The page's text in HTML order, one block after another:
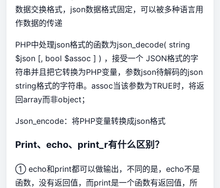
数据交换格式，json数据格式固定，可以被多种语言用
作数据的传递
PHP中处理json格式的函数为json_decode( string
$json [, bool $assoc ] ) ，接受一个 JSON格式的字
符串并且把它转换为PHP变量，参数json待解码的json
string格式的字符串。assoc当该参数为TRUE时，将返
回array而非object；
Json_encode：将PHP变量转换成json格式
Print、echo、print_r有什么区别？
① echo和print都可以做输出，不同的是，echo不是
函数，没有返回值，而print是一个函数有返回值，所